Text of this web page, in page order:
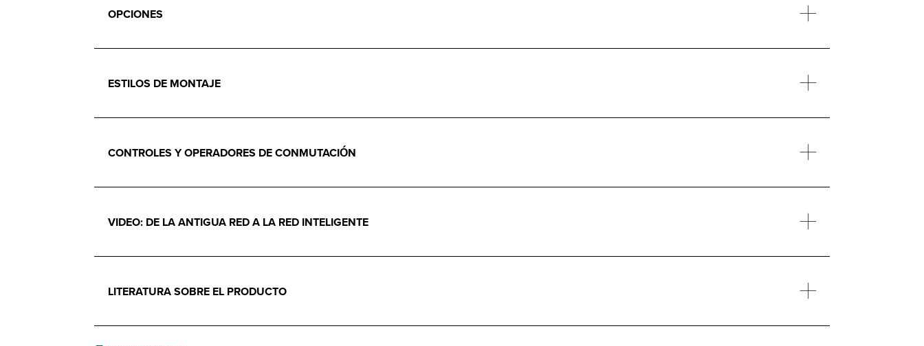
OPCIONES
ESTILOS DE MONTAJE
CONTROLES Y OPERADORES DE CONMUTACIÓN
VIDEO: DE LA ANTIGUA RED A LA RED INTELIGENTE
LITERATURA SOBRE EL PRODUCTO